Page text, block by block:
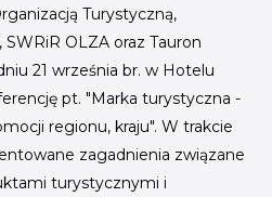
I NABORY
WYDARZEŃ
SUKCESU
STUDIES
Z WYNIKAMI
Turystyczną,
OLZA oraz Tauron
21 września br. w Hotelu
pt. "Marka turystyczna -
regionu, kraju". W trakcie
zagadnienia związane
turystycznymi i